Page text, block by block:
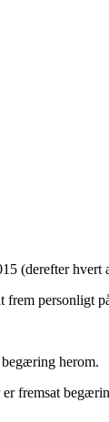
(derefter hvert
personligt
herom.
fremsat